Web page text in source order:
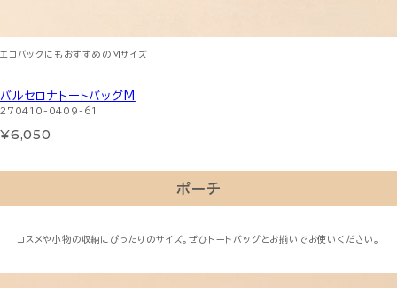
エコバックにもおすすめのMサイズ
バルセロナトートバッグM
270410-0409-61
¥6,050
ポーチ
コスメや小物の収納にぴったりのサイズ。ぜひトートバッグとお揃いでお使いください。